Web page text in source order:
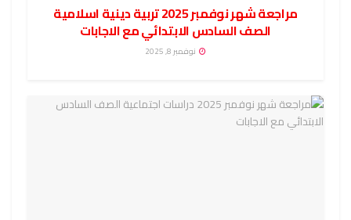
مراجعة شهر نوفمبر 2025 تربية دينية اسلامية
الصف السادس الابتدائي مع الاجابات
نوفمبر 8, 2025